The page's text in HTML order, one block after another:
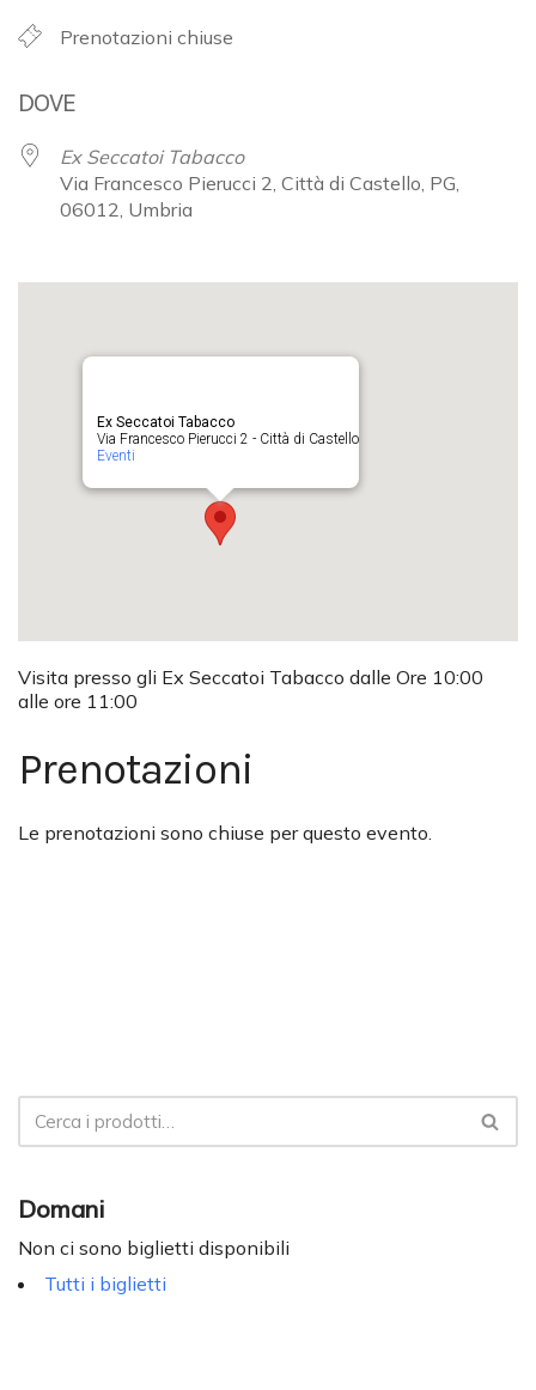
Prenotazioni chiuse
DOVE
Ex Seccatoi Tabacco
Via Francesco Pierucci 2, Città di Castello, PG,
06012, Umbria
Ex Seccatoi Tabacco
Via Francesco Pierucci 2 - Città di Castello
Eventi
Visita presso gli Ex Seccatoi Tabacco dalle Ore 10:00
alle ore 11:00
Prenotazioni
Le prenotazioni sono chiuse per questo evento.
Domani
Non ci sono biglietti disponibili
Tutti i biglietti